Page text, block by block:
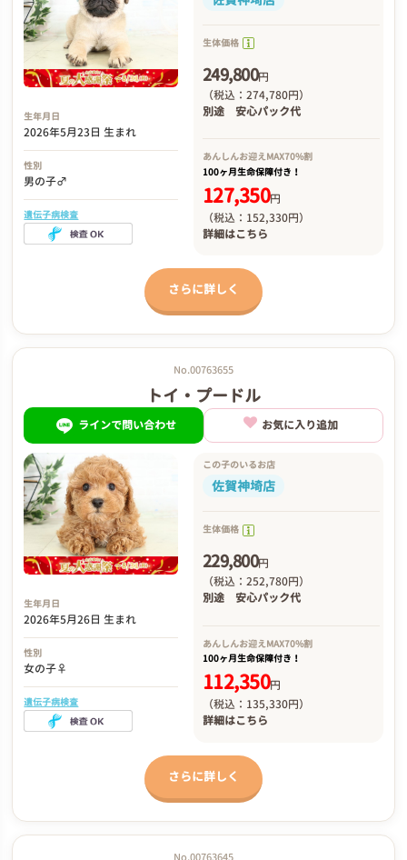
生年月日
2026年5月23日 生まれ
性別
男の子♂
遺伝子病検査
生体価格
249,800円
（税込：274,780円）
別途 安心パック代
あんしんお迎えMAX70%割
100ヶ月生命保障付き！
127,350円
（税込：152,330円）
詳細はこちら
さらに詳しく
No.00763655
トイ・プードル
ラインで問い合わせ お気に入り追加
生年月日
2026年5月26日 生まれ
性別
女の子♀
遺伝子病検査
この子のいるお店
佐賀神埼店
生体価格
229,800円
（税込：252,780円）
別途 安心パック代
あんしんお迎え MAX70%割
100ヶ月生命保障付き！
112,350円
（税込：135,330円）
詳細はこちら
さらに詳しく
No.00763645